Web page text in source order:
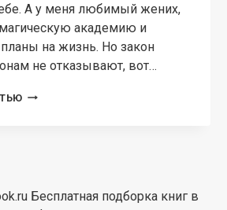
А у меня любимый жених,
академию и
на жизнь. Но закон
не отказывают, вот…
ИСТИННЫХ
Бесплатная подборка книг в